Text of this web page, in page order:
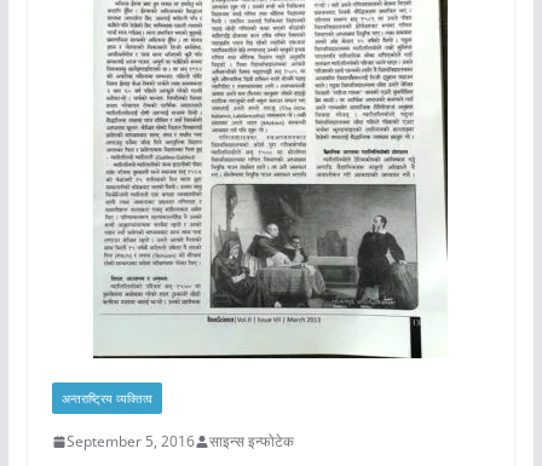
अन्तराष्ट्रिय व्यक्तित्व
September 5, 2016 साइन्स इन्फोटेक